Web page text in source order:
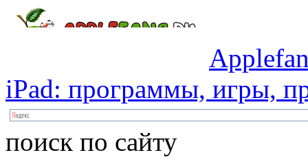
iPad: программы, игры,
поиск по сайту